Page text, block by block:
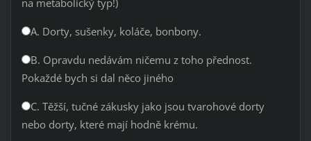
na metabolický typ!)
A. Dorty, sušenky, koláče, bonbony.
B. Opravdu nedávám ničemu z toho přednost.
Pokaždé bych si dal něco jiného
C. Těžší, tučné zákusky jako jsou tvarohové dorty
nebo dorty, které mají hodně krému.